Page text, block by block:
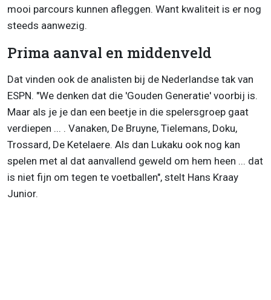
mooi parcours kunnen afleggen. Want kwaliteit is er nog
steeds aanwezig.
Prima aanval en middenveld
Dat vinden ook de analisten bij de Nederlandse tak van
ESPN. "We denken dat die 'Gouden Generatie' voorbij is.
Maar als je je dan een beetje in die spelersgroep gaat
verdiepen ... . Vanaken, De Bruyne, Tielemans, Doku,
Trossard, De Ketelaere. Als dan Lukaku ook nog kan
spelen met al dat aanvallend geweld om hem heen ... dat
is niet fijn om tegen te voetballen", stelt Hans Kraay
Junior.